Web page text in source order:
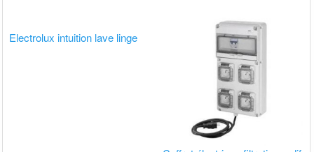
Electrolux intuition lave linge